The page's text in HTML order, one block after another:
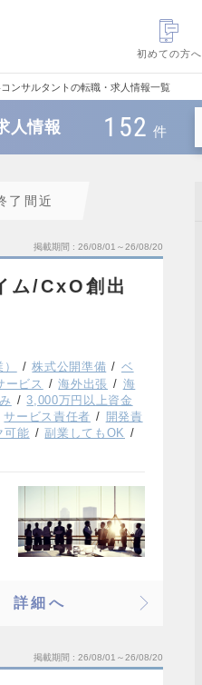
初めての方へ
ンサルタントの転職・求人情報一覧
人情報 152 件
了間近
掲載期間 26/08/01～26/08/20
ム/CxO創出
株式公開準備
ベ
ービス 海外出張
海
3,000万円以上資金
サービス責任者
開発責
可能
副業してもOK
詳細へ
掲載期間 26/08/01～26/08/20